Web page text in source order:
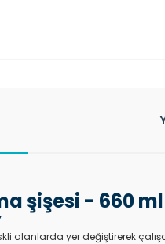
şişesi - 660
alanlarda yer değiştirerek